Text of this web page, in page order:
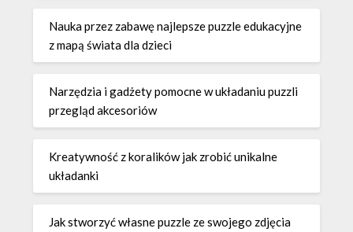
Nauka przez zabawę najlepsze puzzle edukacyjne
z mapą świata dla dzieci
Narzędzia i gadżety pomocne w układaniu puzzli
przegląd akcesoriów
Kreatywność z koralików jak zrobić unikalne
układanki
Jak stworzyć własne puzzle ze swojego zdjęcia